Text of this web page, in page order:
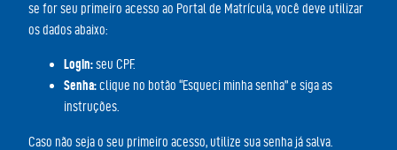
se for seu primeiro acesso ao Portal de Matrícula, você deve utilizar
os dados abaixo:
Login:seu CPF.
Senha:clique no botão “Esqueci minha senha” e siga as
instruções.
Caso não seja o seu primeiro acesso, utilize sua senha já salva.